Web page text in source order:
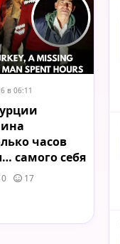
в 06:11
часов
самого себя
17